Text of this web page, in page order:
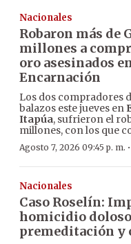
Nacionales
Robaron más de
millones a
oro asesinados
Encarnación
Los dos compradores
balazos este jueves en
Itapúa, sufrieron el
millones, con los que
Agosto 7, 2026 09:45 p. m. ·
Nacionales
Caso Roselín:
homicidio
premeditación y